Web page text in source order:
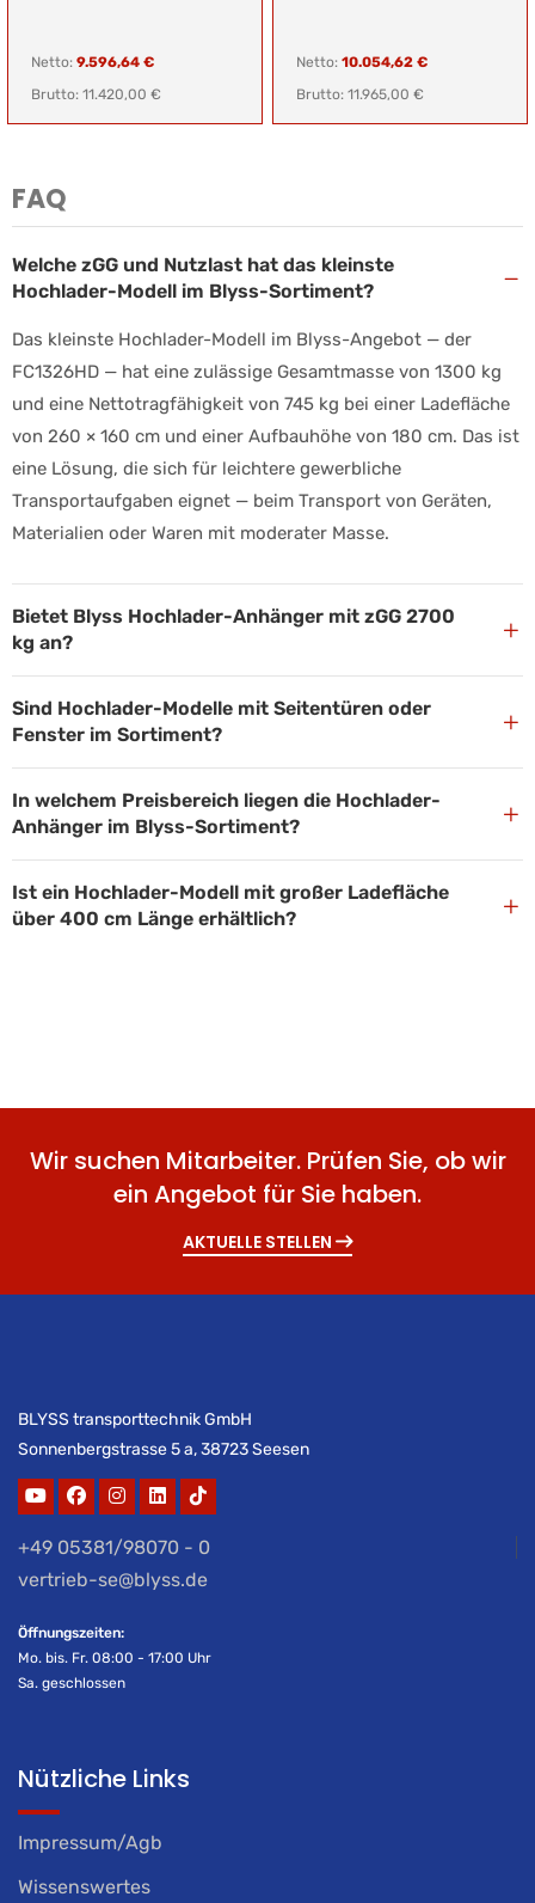
Netto: 9.596,64 €
Brutto: 11.420,00 €
Netto: 10.054,62 €
Brutto: 11.965,00 €
FAQ
Welche zGG und Nutzlast hat das kleinste
Hochlader-Modell im Blyss-Sortiment?
−
Das kleinste Hochlader-Modell im Blyss-Angebot — der
FC1326HD — hat eine zulässige Gesamtmasse von 1300 kg
und eine Nettotragfähigkeit von 745 kg bei einer Ladefläche
von 260 × 160 cm und einer Aufbauhöhe von 180 cm. Das ist
eine Lösung, die sich für leichtere gewerbliche
Transportaufgaben eignet — beim Transport von Geräten,
Materialien oder Waren mit moderater Masse.
Bietet Blyss Hochlader-Anhänger mit zGG 2700
kg an?
+
Sind Hochlader-Modelle mit Seitentüren oder
Fenster im Sortiment?
+
In welchem Preisbereich liegen die Hochlader-
Anhänger im Blyss-Sortiment?
+
Ist ein Hochlader-Modell mit großer Ladefläche
über 400 cm Länge erhältlich?
+
Wir suchen Mitarbeiter. Prüfen Sie, ob wir
ein Angebot für Sie haben.
AKTUELLE STELLEN
BLYSS transporttechnik GmbH
Sonnenbergstrasse 5 a, 38723 Seesen
+49 05381/98070 - 0
vertrieb-se@blyss.de
Öffnungszeiten:
Mo. bis. Fr. 08:00 - 17:00 Uhr
Sa. geschlossen
Nützliche Links
Impressum/Agb
Wissenswertes